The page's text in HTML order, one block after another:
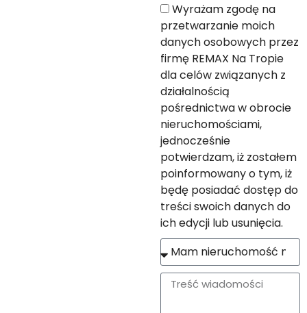
Wyrażam zgodę na
przetwarzanie moich
danych osobowych przez
firmę REMAX Na Tropie
dla celów związanych z
działalnością
pośrednictwa w obrocie
nieruchomościami,
jednocześnie
potwierdzam, iż zostałem
poinformowany o tym, iż
będę posiadać dostęp do
treści swoich danych do
ich edycji lub usunięcia.